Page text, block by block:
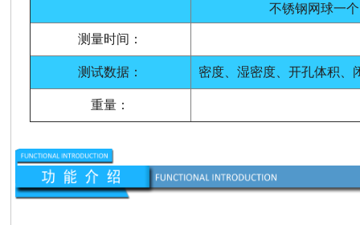
不锈钢网球一
测量时间：
测试数据： 密度、湿密度、开孔体积、
重量：